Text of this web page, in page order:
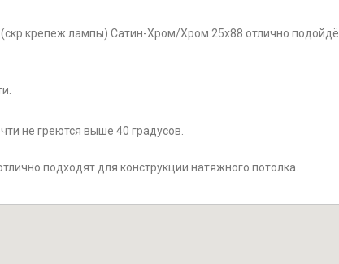
(скр.крепеж лампы) Сатин-Хром/Хром 25x88 отлично
не греются выше 40 градусов.
подходят для конструкции натяжного потолка.